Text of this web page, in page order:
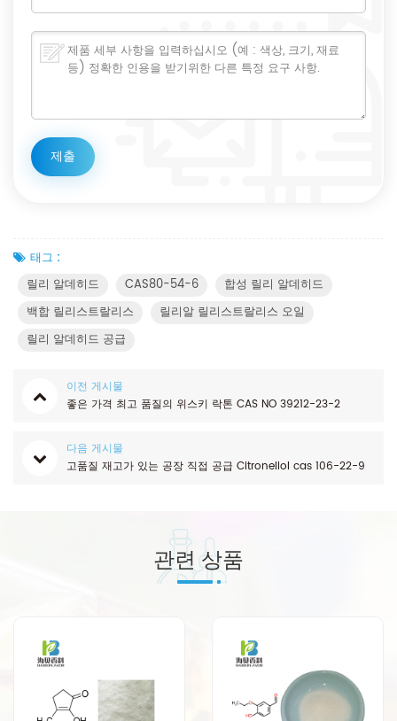
태그 :
릴리 알데히드
CAS80-54-6
합성 릴리 알데히드
백합 릴리스트랄리스
릴리알 릴리스트랄리스 오일
릴리 알데히드 공급
이전 게시물
좋은 가격 최고 품질의 위스키 락톤 CAS NO 39212-23-2
다음 게시물
고품질 재고가 있는 공장 직접 공급 Citronellol cas 106-22-9
관련 상품